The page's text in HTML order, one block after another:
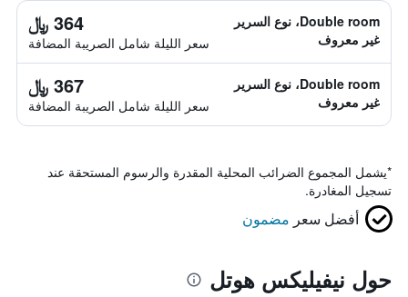
Double room، نوع السرير
غير معروف
364 ﷼
سعر الليلة شامل الصريبة المضافة
Double room، نوع السرير
غير معروف
367 ﷼
سعر الليلة شامل الصريبة المضافة
*يشمل المجموع الضرائب المحلية المقدرة والرسوم المستحقة عند
تسجيل المغادرة.
أفضل سعر مضمون
حول نيفيليكس هوتل